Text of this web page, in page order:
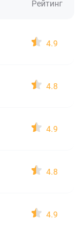
Рейтинг
4.9
4.8
4.9
4.8
4.9